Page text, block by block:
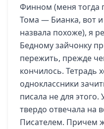
Финном (меня тогда
Тома — Бианка, вот и
назвала похоже), я
Бедному зайчонку
пережить, прежде
кончилось. Тетрадь
одноклассники
писала не для
твердо отвечала на
Писателем. Причем